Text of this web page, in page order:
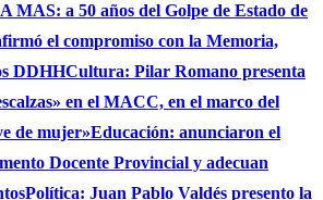
MAS: a 50 años del Golpe de Estado de
el compromiso con la Memoria,
DDHHCultura: Pilar Romano presenta
en el MACC, en el marco del
de mujer»Educación: anunciaron el
Docente Provincial y adecuan
Política: Juan Pablo Valdés presento la